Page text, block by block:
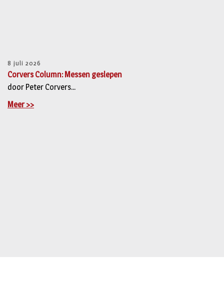
8 juli 2026
Corvers Column: Messen geslepen
door Peter Corvers...
Meer >>